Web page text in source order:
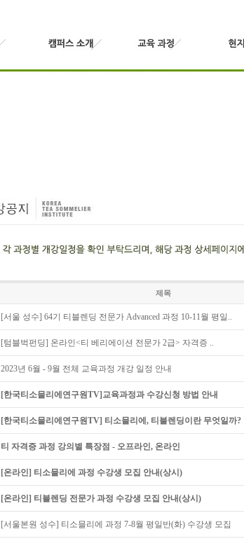
제목
[서울 성수] 64기 티블렌딩 전문가 Advanced 과정 10-11월 평일..
[텀블벅펀딩] 온라인<티 베리에이션 전문가 2급> 자격증 ..
2023년 6월 - 9월 전체 교육과정 개강 일정 안내
[한국티소믈리에연구원TV]교육과정과 수강신청 방법 안내
[한국티소믈리에연구원TV] 티소믈리에, 티블렌딩이란 무엇일까?
티 자격증 과정 강의별 특장점 - 오프라인, 온라인
[온라인] 티소믈리에 과정 수강생 모집 안내(상시)
[온라인] 티블렌딩 전문가 과정 수강생 모집 안내(상시)
[서울본원 성수] 티소믈리에 과정 7-8월 평일반(화) 수강생 모집